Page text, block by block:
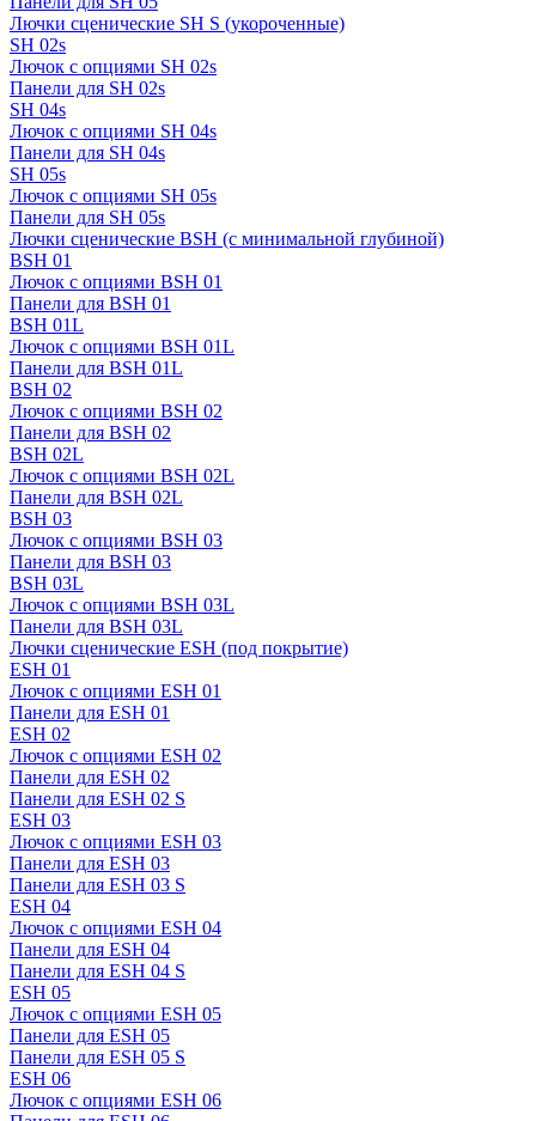
Лючки сценические SH S (укороченные)
SH 02s
Лючок с опциями SH 02s
Панели для SH 02s
SH 04s
Лючок с опциями SH 04s
Панели для SH 04s
SH 05s
Лючок с опциями SH 05s
Панели для SH 05s
Лючки сценические BSH (с минимальной глубиной)
BSH 01
Лючок с опциями BSH 01
Панели для BSH 01
BSH 01L
Лючок с опциями BSH 01L
Панели для BSH 01L
BSH 02
Лючок с опциями BSH 02
Панели для BSH 02
BSH 02L
Лючок с опциями BSH 02L
Панели для BSH 02L
BSH 03
Лючок с опциями BSH 03
Панели для BSH 03
BSH 03L
Лючок с опциями BSH 03L
Панели для BSH 03L
Лючки сценические ESH (под покрытие)
ESH 01
Лючок с опциями ESH 01
Панели для ESH 01
ESH 02
Лючок с опциями ESH 02
Панели для ESH 02
Панели для ESH 02 S
ESH 03
Лючок с опциями ESH 03
Панели для ESH 03
Панели для ESH 03 S
ESH 04
Лючок с опциями ESH 04
Панели для ESH 04
Панели для ESH 04 S
ESH 05
Лючок с опциями ESH 05
Панели для ESH 05
Панели для ESH 05 S
ESH 06
Лючок с опциями ESH 06